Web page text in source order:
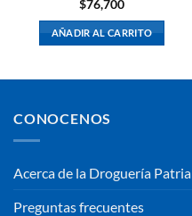
$76,700
AÑADIR AL CARRITO
CONOCENOS
Acerca de la Droguería Patria
Preguntas frecuentes